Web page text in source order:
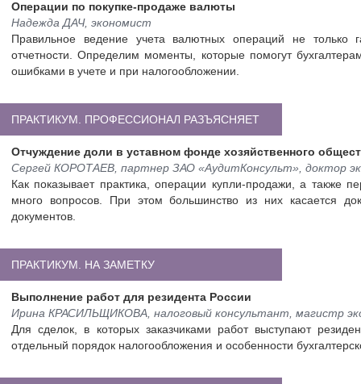
Операции по покупке-продаже валюты
Надежда ДАЧ, экономист
Правильное ведение учета валютных операций не только
отчетности. Определим моменты, которые помогут
ошибками в учете и при налогообложении.
ПРАКТИКУМ. ПРОФЕССИОНАЛ РАЗЪЯСНЯЕТ
Отчуждение доли в уставном фонде хозяйственного
Сергей КОРОТАЕВ, партнер ЗАО «АудитКонсульт», доктор
Как показывает практика, операции купли-продажи, а также
много вопросов. При этом большинство из них касается
документов.
ПРАКТИКУМ. НА ЗАМЕТКУ
Выполнение работ для резидента России
Ирина КРАСИЛЬЩИКОВА, налоговый консультант, магистр
Для сделок, в которых заказчиками работ выступают
отдельный порядок налогообложения и особенности